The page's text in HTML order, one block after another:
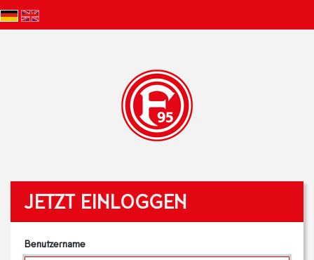
JETZT EINLOGGEN
Benutzername